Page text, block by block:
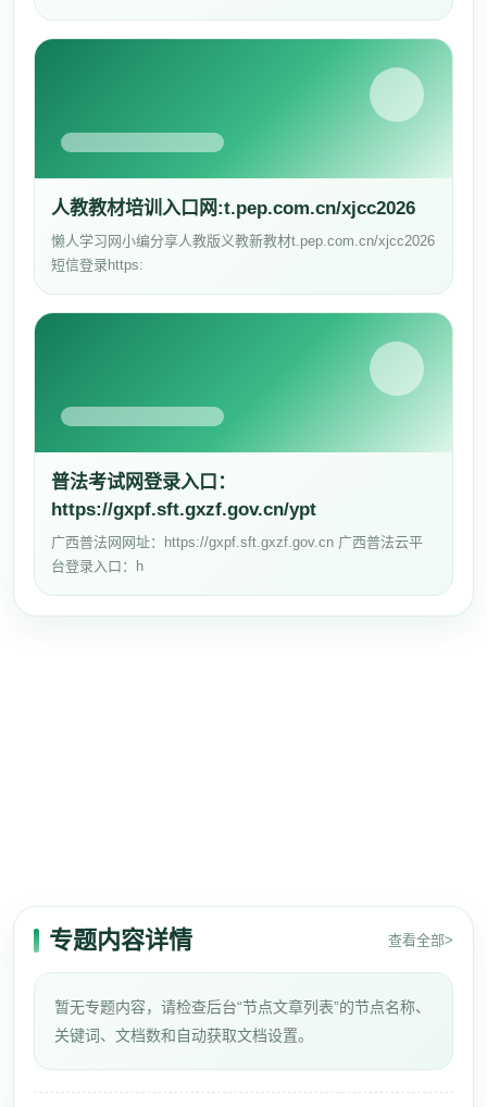
人教教材培训入口网:t.pep.com.cn/xjcc2026
懒人学习网小编分享人教版义教新教材t.pep.com.cn/xjcc2026
短信登录https:
普法考试网登录入口：
https://gxpf.sft.gxzf.gov.cn/ypt
广西普法网网址：https://gxpf.sft.gxzf.gov.cn 广西普法云平
台登录入口：h
专题内容详情 查看全部>
暂无专题内容，请检查后台“节点文章列表”的节点名称、
关键词、文档数和自动获取文档设置。